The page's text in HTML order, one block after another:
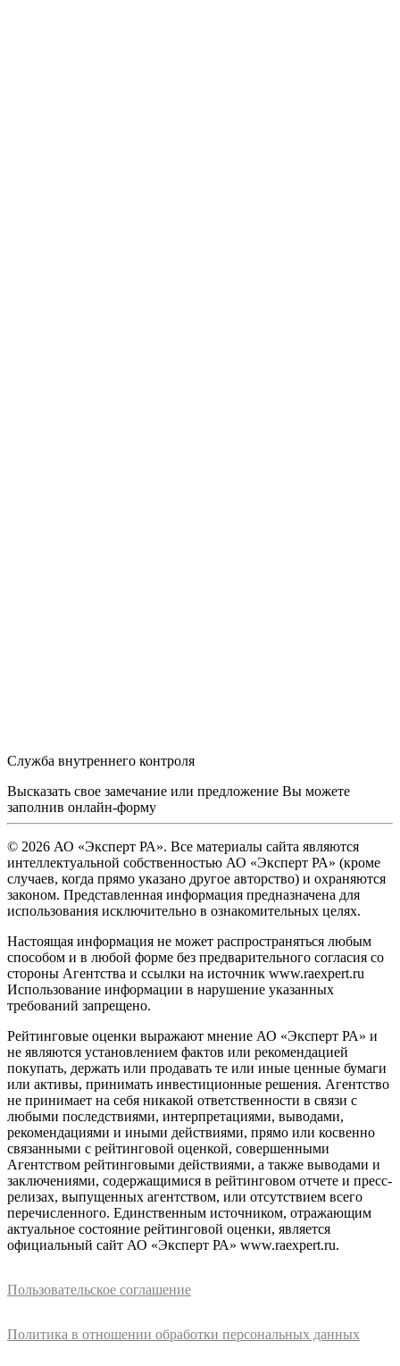
Служба внутреннего контроля
Высказать свое замечание или предложение Вы можете
заполнив онлайн-форму
© 2026 АО «Эксперт РА». Все материалы сайта являются
интеллектуальной собственностью АО «Эксперт РА» (кроме
случаев, когда прямо указано другое авторство) и охраняются
законом. Представленная информация предназначена для
использования исключительно в ознакомительных целях.
Настоящая информация не может распространяться любым
способом и в любой форме без предварительного согласия со
стороны Агентства и ссылки на источник www.raexpert.ru
Использование информации в нарушение указанных
требований запрещено.
Рейтинговые оценки выражают мнение АО «Эксперт РА» и
не являются установлением фактов или рекомендацией
покупать, держать или продавать те или иные ценные бумаги
или активы, принимать инвестиционные решения. Агентство
не принимает на себя никакой ответственности в связи с
любыми последствиями, интерпретациями, выводами,
рекомендациями и иными действиями, прямо или косвенно
связанными с рейтинговой оценкой, совершенными
Агентством рейтинговыми действиями, а также выводами и
заключениями, содержащимися в рейтинговом отчете и пресс-
релизах, выпущенных агентством, или отсутствием всего
перечисленного. Единственным источником, отражающим
актуальное состояние рейтинговой оценки, является
официальный сайт АО «Эксперт РА» www.raexpert.ru.
Пользовательское соглашение
Политика в отношении обработки персональных данных